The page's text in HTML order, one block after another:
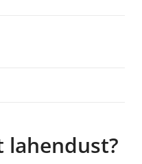
lahendust?